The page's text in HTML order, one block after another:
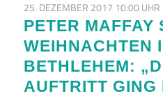
25. DEZEMBER 2017 10:00 UHR
PETER MAFFAY
WEIHNACHTEN
BETHLEHEM:
AUFTRITT GING